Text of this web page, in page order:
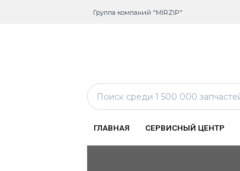
Группа компаний "MIRZIP"
ГЛАВНАЯ СЕРВИСНЫЙ ЦЕНТР